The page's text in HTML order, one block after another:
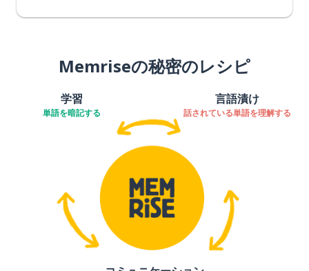
Memriseの秘密のレシピ
学習
単語を暗記する
言語漬け
話されている単語を理解する